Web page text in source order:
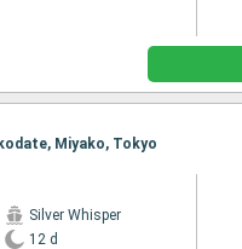
Miyako, Tokyo
Silver Whisper
12 d